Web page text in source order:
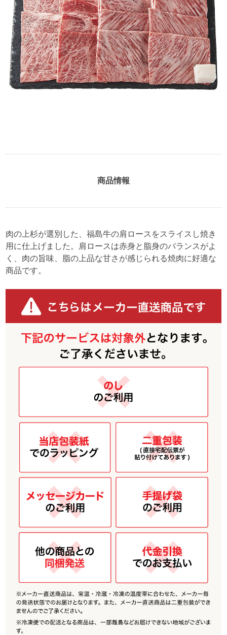
商品情報
肉の上杉が選別した、福島牛の肩ロースをスライスし焼き
用に仕上げました。肩ロースは赤身と脂身のバランスがよ
く、肉の旨味、脂の上品な甘さが感じられる焼肉に好適な
商品です。